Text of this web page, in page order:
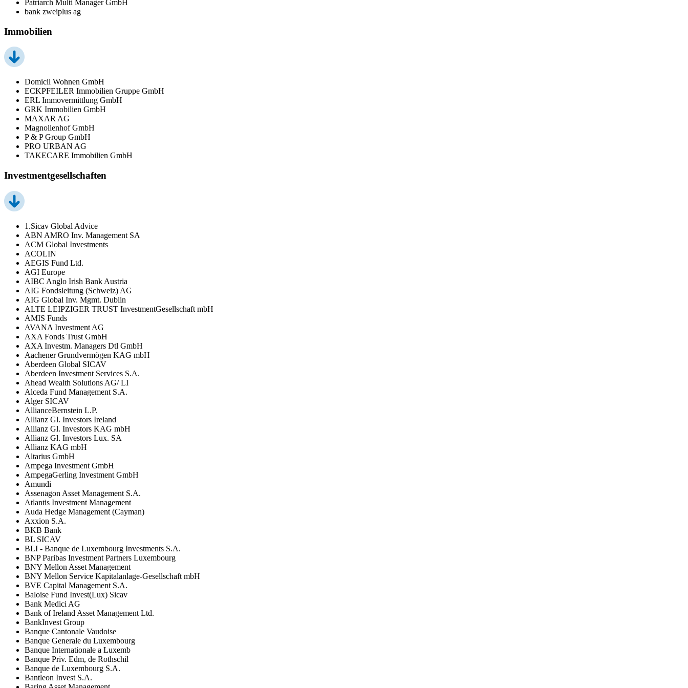
Patriarch Multi Manager GmbH
bank zweiplus ag
Immobilien
Domicil Wohnen GmbH
ECKPFEILER Immobilien Gruppe GmbH
ERL Immovermittlung GmbH
GRK Immobilien GmbH
MAXAR AG
Magnolienhof GmbH
P & P Group GmbH
PRO URBAN AG
TAKECARE Immobilien GmbH
Investmentgesellschaften
1.Sicav Global Advice
ABN AMRO Inv. Management SA
ACM Global Investments
ACOLIN
AEGIS Fund Ltd.
AGI Europe
AIBC Anglo Irish Bank Austria
AIG Fondsleitung (Schweiz) AG
AIG Global Inv. Mgmt. Dublin
ALTE LEIPZIGER TRUST InvestmentGesellschaft mbH
AMIS Funds
AVANA Investment AG
AXA Fonds Trust GmbH
AXA Investm. Managers Dtl GmbH
Aachener Grundvermögen KAG mbH
Aberdeen Global SICAV
Aberdeen Investment Services S.A.
Ahead Wealth Solutions AG/ LI
Alceda Fund Management S.A.
Alger SICAV
AllianceBernstein L.P.
Allianz Gl. Investors Ireland
Allianz Gl. Investors KAG mbH
Allianz Gl. Investors Lux. SA
Allianz KAG mbH
Altarius GmbH
Ampega Investment GmbH
AmpegaGerling Investment GmbH
Amundi
Assenagon Asset Management S.A.
Atlantis Investment Management
Auda Hedge Management (Cayman)
Axxion S.A.
BKB Bank
BL SICAV
BLI - Banque de Luxembourg Investments S.A.
BNP Paribas Investment Partners Luxembourg
BNY Mellon Asset Management
BNY Mellon Service Kapitalanlage-Gesellschaft mbH
BVE Capital Management S.A.
Baloise Fund Invest(Lux) Sicav
Bank Medici AG
Bank of Ireland Asset Management Ltd.
BankInvest Group
Banque Cantonale Vaudoise
Banque Generale du Luxembourg
Banque Internationale a Luxemb
Banque Priv. Edm, de Rothschil
Banque de Luxembourg S.A.
Bantleon Invest S.A.